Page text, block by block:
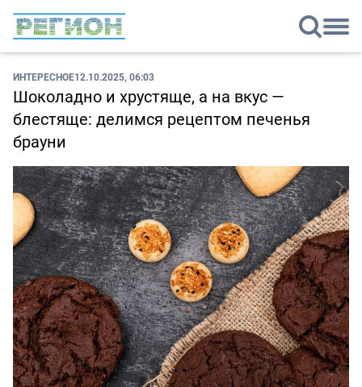
ИНТЕРЕСНОЕ12.10.2025, 06:03
Шоколадно и хрустяще, а на вкус —
блестяще: делимся рецептом печенья
брауни